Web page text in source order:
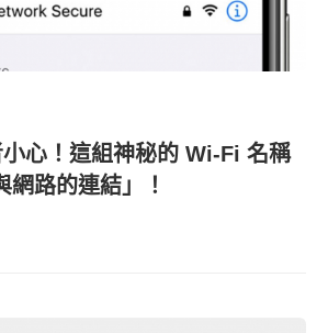
心！這組神秘的 Wi-Fi 名稱
網路的連結」！